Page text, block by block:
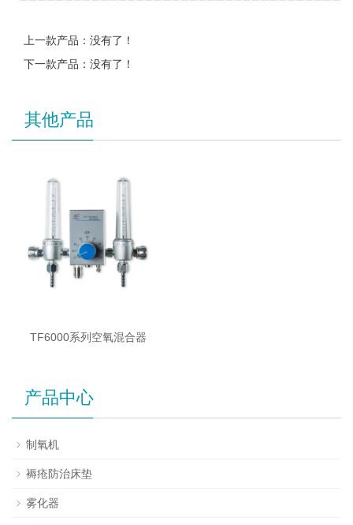
上一款产品：没有了！
下一款产品：没有了！
其他产品
TF6000系列空氧混合器
产品中心
制氧机
褥疮防治床垫
雾化器